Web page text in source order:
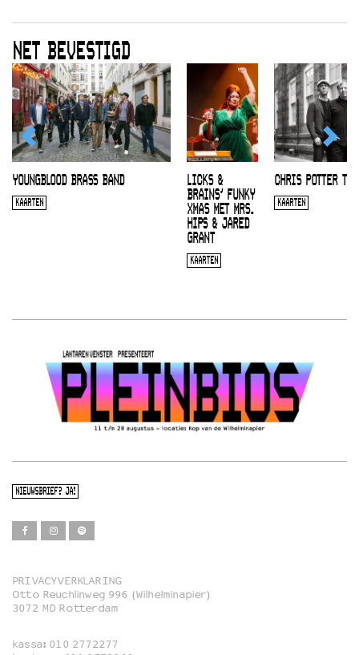
NET BEVESTIGD
YOUNGBLOOD BRASS BAND
KAARTEN
LICKS &
BRAINS’ FUNKY
XMAS MET MRS.
HIPS & JARED
GRANT
KAARTEN
CHRIS POTTER
KAARTEN
NIEUWSBRIEF? JA!
Film
Familie
PRIVACYVERKLARING
Otto Reuchlinweg 996 (Wilhelminapier)
3072 MD Rotterdam
kassa: 010 2772277